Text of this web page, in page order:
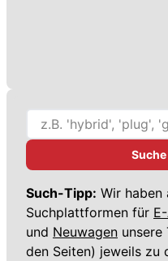
Such-Tipp: Wir haben
Suchplattformen für
und Neuwagen
den Seiten) jeweils zu